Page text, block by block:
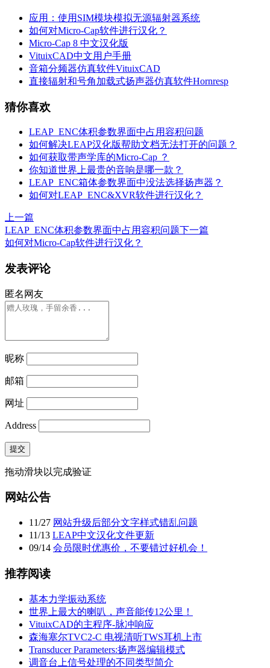
应用：使用SIM模块模拟无源辐射器系统
如何对Micro-Cap软件进行汉化？
Micro-Cap 8 中文汉化版
VituixCAD中文用户手册
音箱分频器仿真软件VituixCAD
直接辐射和号角加载式扬声器仿真软件Hornresp
猜你喜欢
LEAP_ENC体积参数界面中占用容积问题
如何解决LEAP汉化版帮助文档无法打开的问题？
如何获取带声学库的Micro-Cap ？
你知道世界上最贵的音响是哪一款？
LEAP_ENC箱体参数界面中没法选择扬声器？
如何对LEAP_ENC&XVR软件进行汉化？
上一篇
LEAP_ENC体积参数界面中占用容积问题下一篇
如何对Micro-Cap软件进行汉化？
发表评论
匿名网友
昵称
邮箱
网址
Address
提交
拖动滑块以完成验证
网站公告
11/27 网站升级后部分文字样式错乱问题
11/13 LEAP中文汉化文件更新
09/14 会员限时优惠价，不要错过好机会！
推荐阅读
基本力学振动系统
世界上最大的喇叭，声音能传12公里！
VituixCAD的主程序-脉冲响应
森海塞尔TVC2-C 电视清听TWS耳机上市
Transducer Parameters:扬声器编辑模式
调音台上信号处理的不同类型简介